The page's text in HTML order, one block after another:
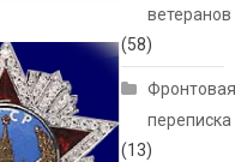
ветеранов
(58)
переписка
(13)